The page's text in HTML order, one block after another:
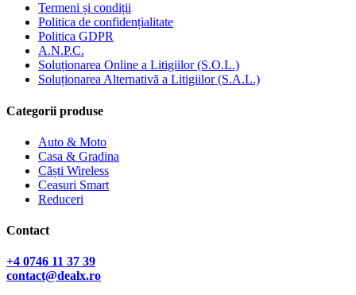
Termeni și condiții
Politica de confidențialitate
Politica GDPR
A.N.P.C.
Soluționarea Online a Litigiilor (S.O.L.)
Soluționarea Alternativă a Litigiilor (S.A.L.)
Categorii produse
Auto & Moto
Casa & Gradina
Căști Wireless
Ceasuri Smart
Reduceri
Contact
+4 0746 11 37 39
contact@dealx.ro